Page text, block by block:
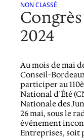
NON CLASSÉ
2024
Au mois de mai
Conseil-
participer au
National d’Été
Nationale des
26 mai, sous le
événement
Entreprises, soit